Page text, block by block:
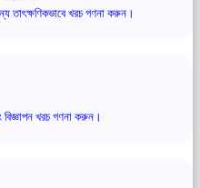
তাৎক্ষণিকভাবে খরচ গণনা করুন।
বিজ্ঞাপন খরচ গণনা করুন।